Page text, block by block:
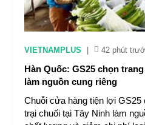
VIETNAMPLUS 42 phút
Hàn Quốc: GS25 chọn
làm nguồn cung riêng
Chuỗi cửa hàng tiện lợi
trại chuối tại Tây Ninh làm